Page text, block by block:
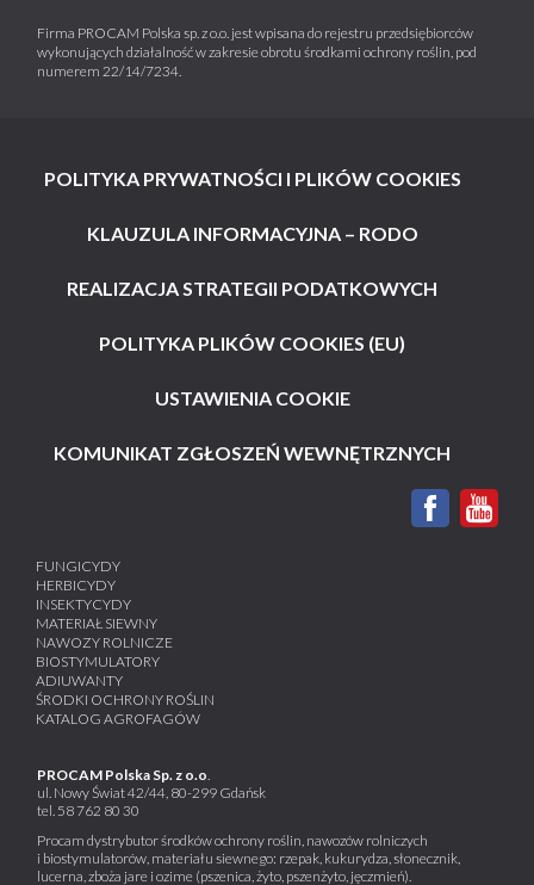
Firma PROCAM Polska sp. z o.o. jest wpisana do rejestru przedsiębiorców
wykonujących działalność w zakresie obrotu środkami ochrony roślin, pod
numerem 22/14/7234.
POLITYKA PRYWATNOŚCI I PLIKÓW COOKIES
KLAUZULA INFORMACYJNA – RODO
REALIZACJA STRATEGII PODATKOWYCH
POLITYKA PLIKÓW COOKIES (EU)
USTAWIENIA COOKIE
KOMUNIKAT ZGŁOSZEŃ WEWNĘTRZNYCH
FUNGICYDY
HERBICYDY
INSEKTYCYDY
MATERIAŁ SIEWNY
NAWOZY ROLNICZE
BIOSTYMULATORY
ADIUWANTY
ŚRODKI OCHRONY ROŚLIN
KATALOG AGROFAGÓW
PROCAM Polska Sp. z o.o.
ul. Nowy Świat 42/44, 80-299 Gdańsk
tel. 58 762 80 30
Procam dystrybutor środków ochrony roślin, nawozów rolniczych
i biostymulatorów, materiału siewnego: rzepak, kukurydza, słonecznik,
lucerna, zboża jare i ozime (pszenica, żyto, pszenżyto, jęczmień).